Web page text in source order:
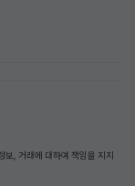
보, 거래에 대하여 책임을 지지